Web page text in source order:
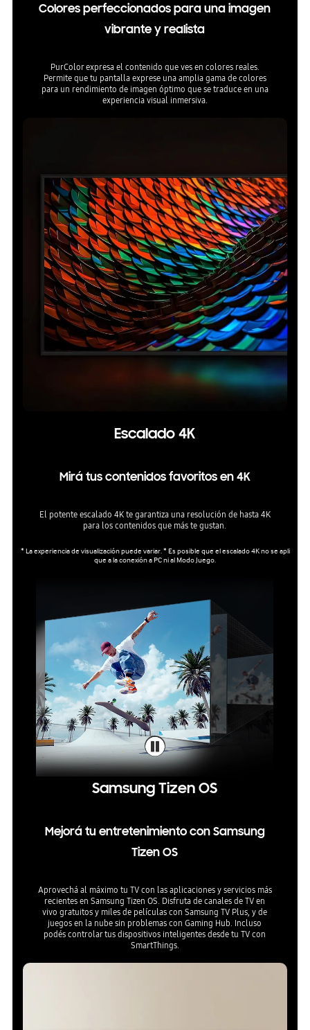
Colores perfeccionados para una imagen
vibrante y realista
PurColor expresa el contenido que ves en colores reales.
Permite que tu pantalla exprese una amplia gama de colores
para un rendimiento de imagen óptimo que se traduce en una
experiencia visual inmersiva.
Escalado 4K
Mirá tus contenidos favoritos en 4K
El potente escalado 4K te garantiza una resolución de hasta 4K
para los contenidos que más te gustan.
* La experiencia de visualización puede variar. * Es posible que el escalado 4K no se apli
que a la conexión a PC ni al Modo Juego.
Samsung Tizen OS
Mejorá tu entretenimiento con Samsung
Tizen OS
Aprovechá al máximo tu TV con las aplicaciones y servicios más
recientes en Samsung Tizen OS. Disfruta de canales de TV en
vivo gratuitos y miles de películas con Samsung TV Plus, y de
juegos en la nube sin problemas con Gaming Hub. Incluso
podés controlar tus dispositivos inteligentes desde tu TV con
SmartThings.